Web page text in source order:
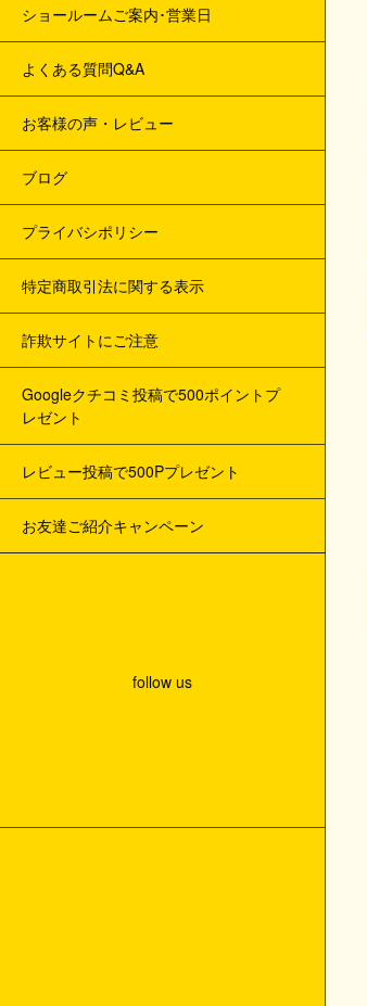
ショールームご案内･営業日
よくある質問Q&A
お客様の声・レビュー
ブログ
プライバシポリシー
特定商取引法に関する表示
詐欺サイトにご注意
Googleクチコミ投稿で500ポイントプ
レゼント
レビュー投稿で500Pプレゼント
お友達ご紹介キャンペーン
follow us